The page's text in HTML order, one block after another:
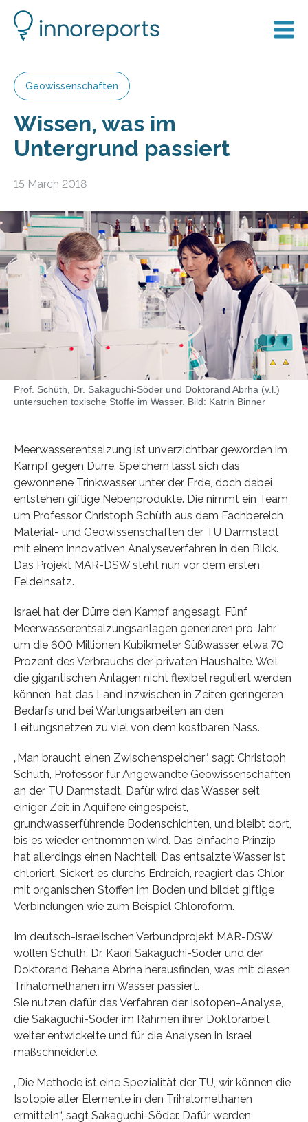
Geowissenschaften
Wissen, was im
Untergrund passiert
15 March 2018
Prof. Schüth, Dr. Sakaguchi-Söder und Doktorand Abrha (v.l.)
untersuchen toxische Stoffe im Wasser. Bild: Katrin Binner
Meerwasserentsalzung ist unverzichtbar geworden im
Kampf gegen Dürre. Speichern lässt sich das
gewonnene Trinkwasser unter der Erde, doch dabei
entstehen giftige Nebenprodukte. Die nimmt ein Team
um Professor Christoph Schüth aus dem Fachbereich
Material- und Geowissenschaften der TU Darmstadt
mit einem innovativen Analyseverfahren in den Blick.
Das Projekt MAR-DSW steht nun vor dem ersten
Feldeinsatz.
Israel hat der Dürre den Kampf angesagt. Fünf
Meerwasserentsalzungsanlagen generieren pro Jahr
um die 600 Millionen Kubikmeter Süßwasser, etwa 70
Prozent des Verbrauchs der privaten Haushalte. Weil
die gigantischen Anlagen nicht flexibel reguliert werden
können, hat das Land inzwischen in Zeiten geringeren
Bedarfs und bei Wartungsarbeiten an den
Leitungsnetzen zu viel von dem kostbaren Nass.
„Man braucht einen Zwischenspeicher“, sagt Christoph
Schüth, Professor für Angewandte Geowissenschaften
an der TU Darmstadt. Dafür wird das Wasser seit
einiger Zeit in Aquifere eingespeist,
grundwasserführende Bodenschichten, und bleibt dort,
bis es wieder entnommen wird. Das einfache Prinzip
hat allerdings einen Nachteil: Das entsalzte Wasser ist
chloriert. Sickert es durchs Erdreich, reagiert das Chlor
mit organischen Stoffen im Boden und bildet giftige
Verbindungen wie zum Beispiel Chloroform.
Im deutsch-israelischen Verbundprojekt MAR-DSW
wollen Schüth, Dr. Kaori Sakaguchi-Söder und der
Doktorand Behane Abrha herausfinden, was mit diesen
Trihalomethanen im Wasser passiert.
Sie nutzen dafür das Verfahren der Isotopen-Analyse,
die Sakaguchi-Söder im Rahmen ihrer Doktorarbeit
weiter entwickelte und für die Analysen in Israel
maßschneiderte.
„Die Methode ist eine Spezialität der TU, wir können die
Isotopie aller Elemente in den Trihalomethanen
ermitteln“, sagt Sakaguchi-Söder. Dafür werden